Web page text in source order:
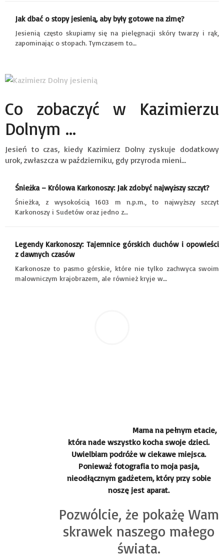
Jak dbać o stopy jesienią, aby były gotowe na zimę?
Jesienią często skupiamy się na pielęgnacji skóry twarzy i rąk,
zapominając o stopach. Tymczasem to…
Co zobaczyć w Kazimierzu
Dolnym ...
Jesień to czas, kiedy Kazimierz Dolny zyskuje dodatkowy
urok, zwłaszcza w październiku, gdy przyroda mieni…
Śnieżka – Królowa Karkonoszy: Jak zdobyć najwyższy szczyt?
Śnieżka, z wysokością 1603 m n.p.m., to najwyższy szczyt
Karkonoszy i Sudetów oraz jedno z…
Legendy Karkonoszy: Tajemnice górskich duchów i opowieści
z dawnych czasów
Karkonosze to pasmo górskie, które nie tylko zachwyca swoim
malowniczym krajobrazem, ale również kryje w…
Mama na pełnym etacie,
która nade wszystko kocha swoje dzieci.
Uwielbiam podróże w ciekawe miejsca.
Ponieważ fotografia to moja pasja,
nieodłącznym gadżetem, który przy sobie
noszę jest aparat.
Pozwólcie, że pokażę Wam
skrawek naszego małego
świata.